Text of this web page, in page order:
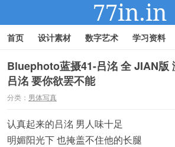
首页 设计素材 数字艺术 学习资料
Bluephoto蓝摄41-吕洺 全 JIAN版
吕洺 要你欲罢不能
分类： 男体写真
认真起来的吕洺 男人味十足
明媚阳光下 也掩盖不住他的长腿